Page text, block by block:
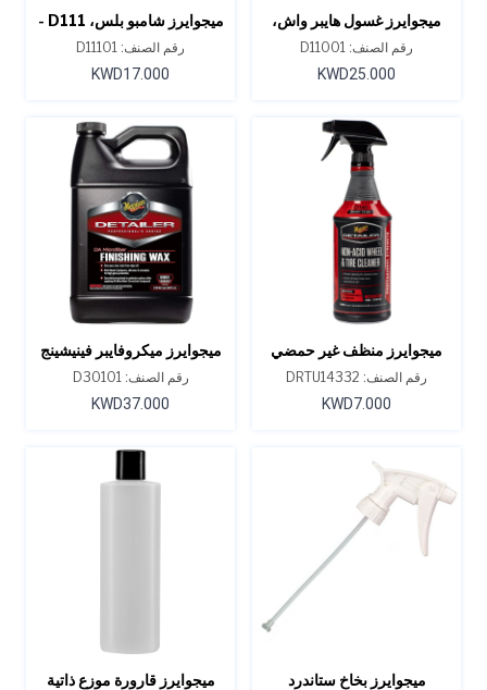
ميجوايرز غسول هايبر واش،
D110، سعة 1 جالون
رقم الصنف: D11001
KWD25.000
ميجوايرز شامبو بلس، D111 -
جالون 1
رقم الصنف: D11101
KWD17.000
ميجوايرز منظف غير حمضي
أونصة 32
رقم الصنف: DRTU14332
KWD7.000
ميجوايرز ميكروفايبر فينيشينج
واكس، D301، سعة 1 جالونرقم الصنف: D30101
KWD37.000
ميجوايرز بخاخ ستاندرد
ميجوايرز قارورة موزع ذاتية